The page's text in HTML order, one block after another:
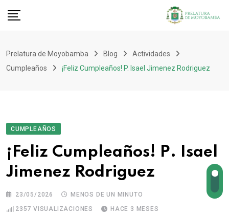
Prelatura de Moyobamba Blog
Actividades
Cumpleaños
¡Feliz Cumpleaños! P. Isael Jimenez Rodriguez
CUMPLEAÑOS
¡Feliz Cumpleaños! P. Isael
Jimenez Rodriguez
23/05/2026
MENOS DE UN MINUTO
2357 VISUALIZACIONES HACE 3 MESES